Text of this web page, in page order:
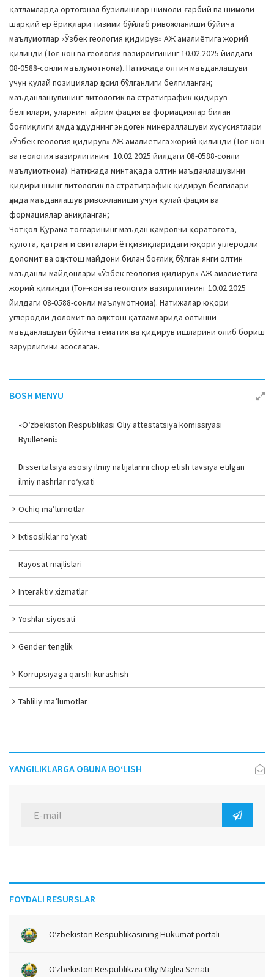
қатламларда ортогонал бузилишлар шимоли-ғарбий ва шимоли-
шарқий ер ёриқлари тизими бўйлаб ривожланиши бўйича
маълумотлар «Ўзбек геология қидирув» АЖ амалиётига жорий
қилинди (Тоғ-кон ва геология вазирлигининг 10.02.2025 йилдаги
08-0588-сонли маълумотнома). Натижада олтин маъданлашуви
учун қулай позициялар ҳосил бўлганлиги белгиланган;
маъданлашувининг литологик ва стратиграфик қидирув
белгилари, уларнинг айрим фация ва формациялар билан
боғлиқлиги ҳамда ҳудуднинг эндоген минераллашуви хусусиятлари
«Ўзбек геология қидирув» АЖ амалиётига жорий қилинди (Тоғ-кон
ва геология вазирлигининг 10.02.2025 йилдаги 08-0588-сонли
маълумотнома). Натижада минтақада олтин маъданлашувини
қидиришнинг литологик ва стратиграфик қидирув белгилари
ҳамда маъданлашув ривожланиши учун қулай фация ва
формациялар аниқланган;
Чотқол-Қурама тоғларининг маъдан қамровчи қоратоғота,
қулота, қатранги свиталари ётқизиқларидаги юқори углеродли
доломит ва оҳактош майдони билан боғлиқ бўлган янги олтин
маъданли майдонлари «Ўзбек геология қидирув» АЖ амалиётига
жорий қилинди (Тоғ-кон ва геология вазирлигининг 10.02.2025
йилдаги 08-0588-сонли маълумотнома). Натижалар юқори
углеродли доломит ва оҳактош қатламларида олтинни
маъданлашуви бўйича тематик ва қидирув ишларини олиб бориш
зарурлигини асослаган.
BOSH MENYU
«O‘zbekiston Respublikasi Oliy attestatsiya komissiyasi
Byulleteni»
Dissertatsiya asosiy ilmiy natijalarini chop etish tavsiya etilgan
ilmiy nashrlar ro‘yxati
Ochiq ma’lumotlar
Ixtisosliklar ro‘yxati
Rayosat majlislari
Interaktiv xizmatlar
Yoshlar siyosati
Gender tenglik
Korrupsiyaga qarshi kurashish
Tahliliy ma’lumotlar
YANGILIKLARGA OBUNA BO‘LISH
FOYDALI RESURSLAR
O‘zbekiston Respublikasining Hukumat portali
O‘zbekiston Respublikasi Oliy Majlisi Senati